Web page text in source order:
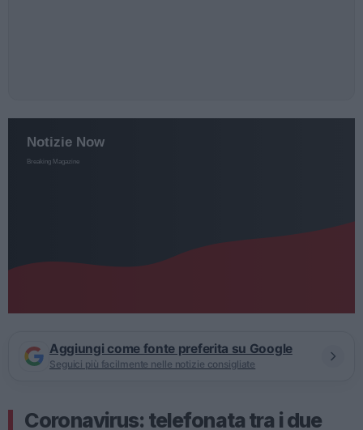
Aggiungi come fonte preferita su Google
Seguici più facilmente nelle notizie consigliate
Coronavirus: telefonata tra i due